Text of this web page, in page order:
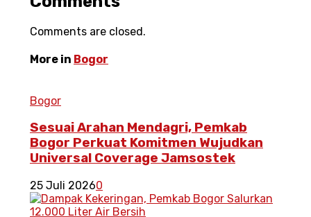
Comments are closed.
More in Bogor
Bogor
Sesuai Arahan Mendagri, Pemkab
Bogor Perkuat Komitmen Wujudkan
Universal Coverage Jamsostek
25 Juli 20260